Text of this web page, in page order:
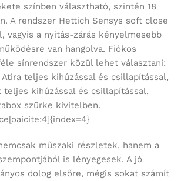
színben választható, szintén 18
A rendszer Hettich Sensys soft close
vagyis a nyitás-zárás kényelmesebb
van hangolva. Fiókos
sínrendszer közül lehet választani:
teljes kihúzással és csillapítással,
teljes kihúzással és csillapítással,
szürke kivitelben.
műszaki részletek, hanem a
is lényegesek. A jó
dolog elsőre, mégis sokat számít